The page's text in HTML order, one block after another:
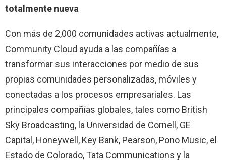
totalmente nueva
Con más de 2,000 comunidades activas actualmente,
Community Cloud ayuda a las compañías a
transformar sus interacciones por medio de sus
propias comunidades personalizadas, móviles y
conectadas a los procesos empresariales. Las
principales compañías globales, tales como British
Sky Broadcasting, la Universidad de Cornell, GE
Capital, Honeywell, Key Bank, Pearson, Pono Music, el
Estado de Colorado, Tata Communications y la